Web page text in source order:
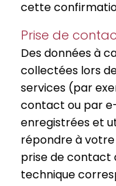
cette
Prise de
Des données à
collectées lors
services (par
contact ou par
enregistrées et
répondre à
prise de contact
technique